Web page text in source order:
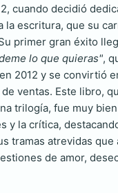
cuando decidió
la escritura, que su
primer gran éxito
lo que quieras",
2012 y se convirtió
ventas. Este libro,
trilogía, fue muy
y la crítica,
tramas atrevidas que
de amor,